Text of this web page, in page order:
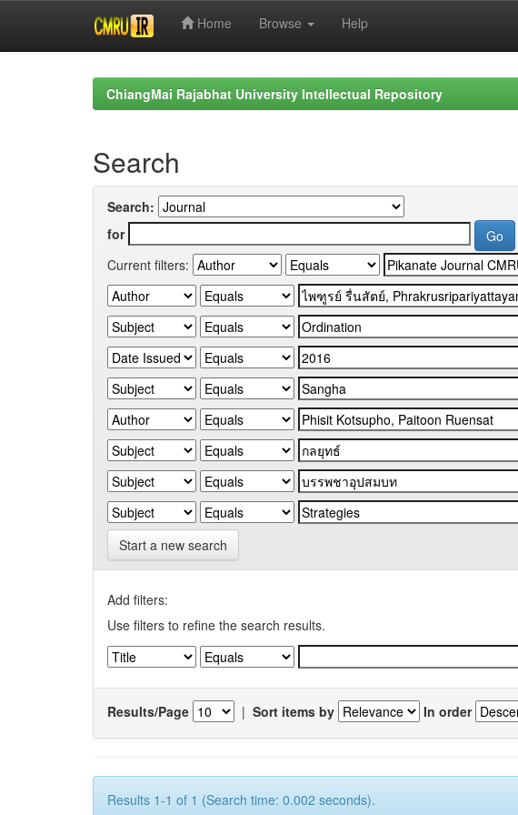
Home Browse Help
ChiangMai Rajabhat University Intellectual Repository
Search
Search:
for
Current filters:
Start a new search
Add filters:
Use filters to refine the search results.
Results/Page | Sort items by In order
Results 1-1 of 1 (Search time: 0.002 seconds).